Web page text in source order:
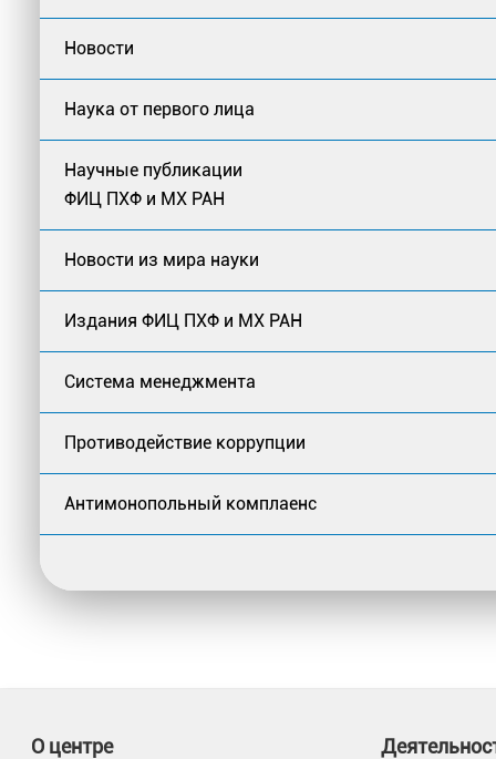
Новости
Наука от первого лица
Научные публикации
ФИЦ ПХФ и МХ РАН
Новости из мира науки
Издания ФИЦ ПХФ и МХ РАН
Система менеджмента
Противодействие коррупции
Антимонопольный комплаенс
О центре